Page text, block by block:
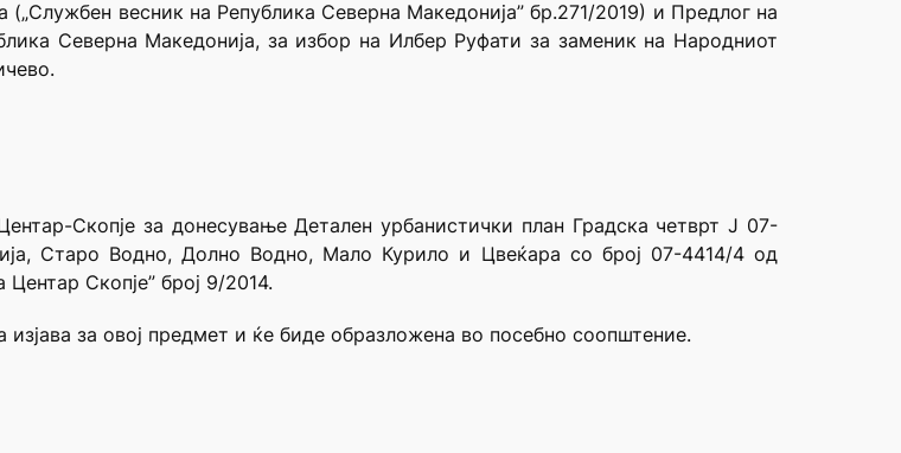
весник на Република Северна Македонија” бр.271/2019) и Предлог на
Северна Македонија, за избор на Илбер Руфати за заменик на Народниот
Скопје за донесување Детален урбанистички план Градска четврт J 07-
Старо Водно, Долно Водно, Мало Курило и Цвеќара со број 07-4414/4 од
Скопје” број 9/2014.
за овој предмет и ќе биде образложена во посебно соопштение.